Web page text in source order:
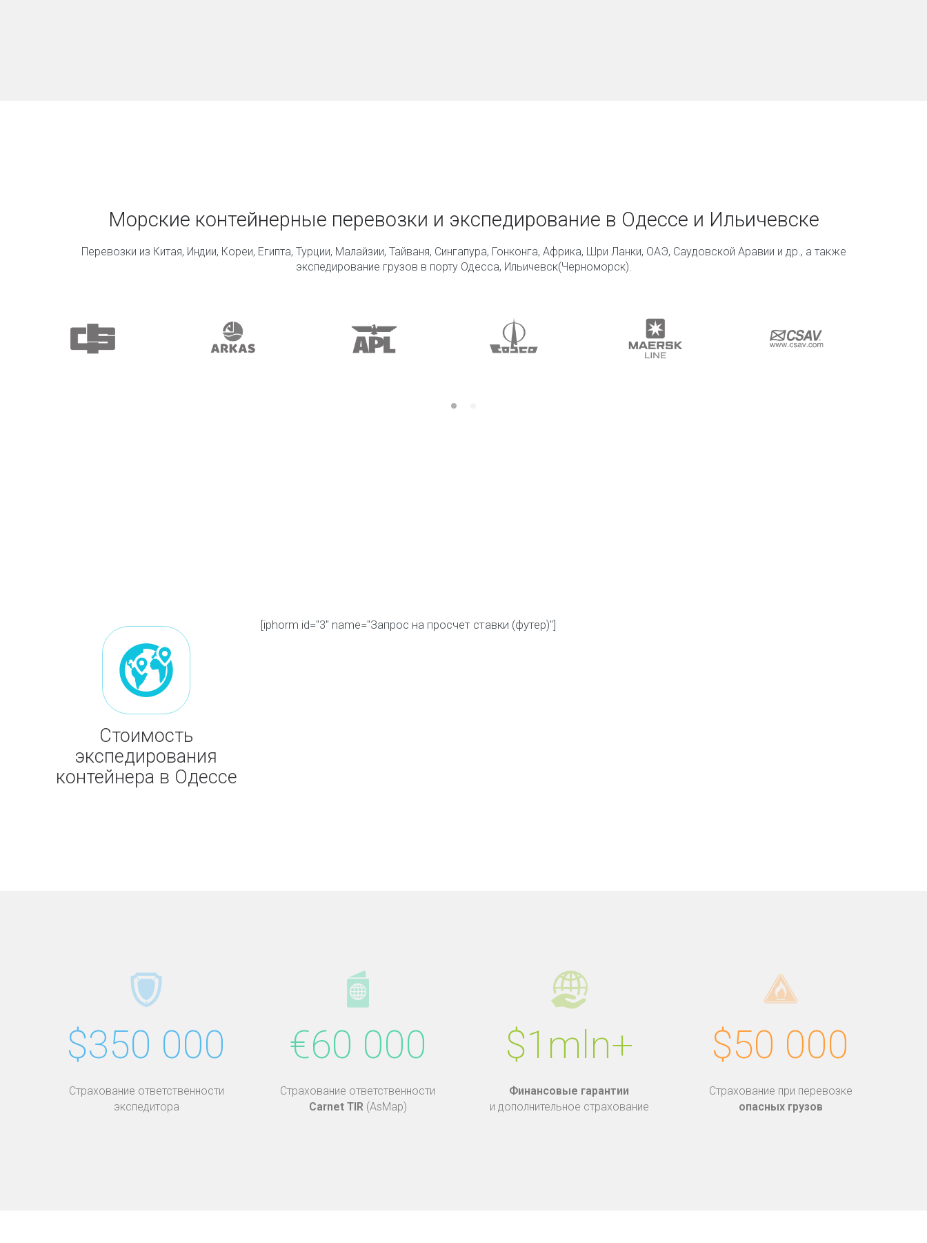
Морские контейнерные перевозки и экспедирование в Одессе и Ильичевске
Перевозки из Китая, Индии, Кореи, Египта, Турции, Малайзии, Тайваня, Сингапура, Гонконга, Африка, Шри Ланки, ОАЭ, Саудовской Аравии и др., а также
экспедирование грузов в порту Одесса, Ильичевск(Черноморск).
Стоимость
экспедирования
контейнера в Одессе
[iphorm id="3" name="Запрос на просчет ставки (футер)"]
$350 000
Страхование ответственности
экспедитора
€60 000
Страхование ответственности
Carnet TIR (AsMap)
$1mln+
Финансовые гарантии
и дополнительное страхование
$50 000
Страхование при перевозке
опасных грузов